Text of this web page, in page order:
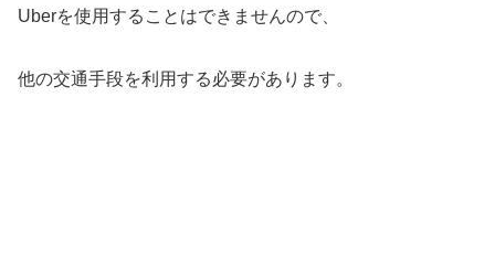
Uberを使用することはできませんので、
他の交通手段を利用する必要があります。